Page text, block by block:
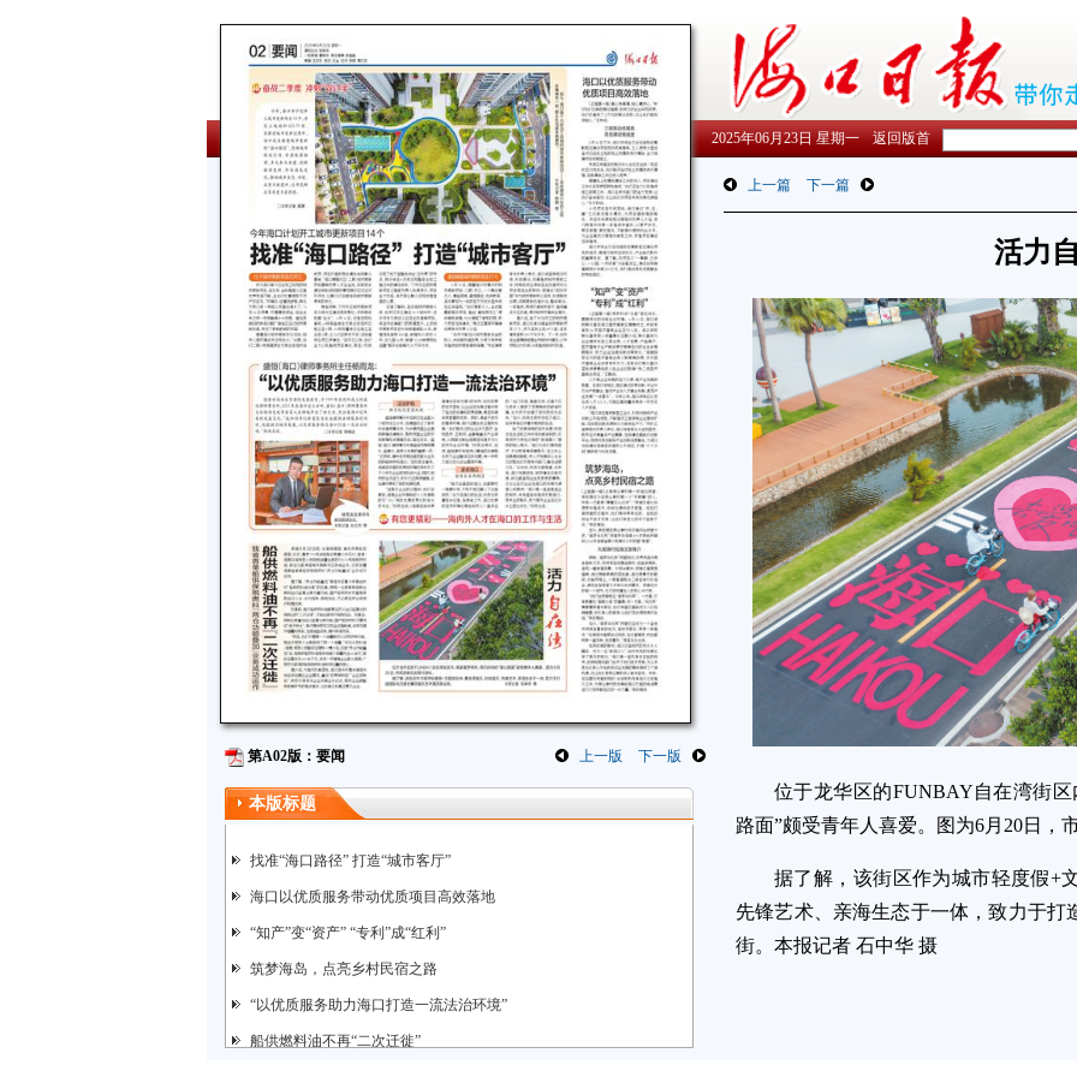
2025年06月23日 星期一 返回版首
第A02版：要闻 上一版 下一版
本版标题
找准“海口路径” 打造“城市客厅”
海口以优质服务带动优质项目高效落地
“知产”变“资产” “专利”成“红利”
筑梦海岛，点亮乡村民宿之路
“以优质服务助力海口打造一流法治环境”
船供燃料油不再“二次迁徙”
上一篇 下一篇
活力
位于龙华区的FUNBAY自在湾街
路面”颇受青年人喜爱。图为6月20日，
据了解，该街区作为城市轻度假+
先锋艺术、亲海生态于一体，致力于
街。本报记者 石中华 摄